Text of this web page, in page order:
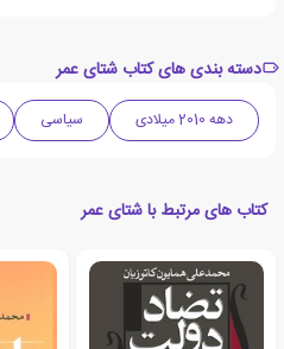
دسته بندی های کتاب شتای عمر
دهه 2010 میلادی سیاسی
کتاب های مرتبط با شتای عمر